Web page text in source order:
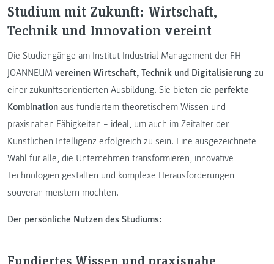
Studium mit Zukunft: Wirtschaft,
Technik und Innovation vereint
Die Studiengänge am Institut Industrial Management der FH
JOANNEUM vereinen Wirtschaft, Technik und Digitalisierung zu
einer zukunftsorientierten Ausbildung. Sie bieten die perfekte
Kombination aus fundiertem theoretischem Wissen und
praxisnahen Fähigkeiten – ideal, um auch im Zeitalter der
Künstlichen Intelligenz erfolgreich zu sein. Eine ausgezeichnete
Wahl für alle, die Unternehmen transformieren, innovative
Technologien gestalten und komplexe Herausforderungen
souverän meistern möchten.
Der persönliche Nutzen des Studiums:
Fundiertes Wissen und praxisnahe